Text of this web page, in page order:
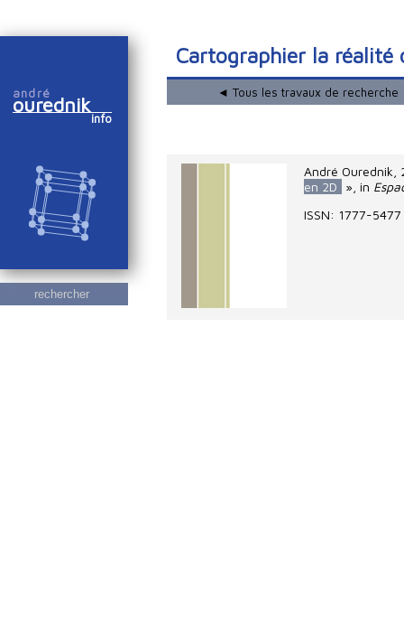
andré
ourednik
info
rechercher
Cartographier la réalité
◄ Tous les travaux de recherche
André Ourednik
en 2D
», in
ISSN: 1777-5477